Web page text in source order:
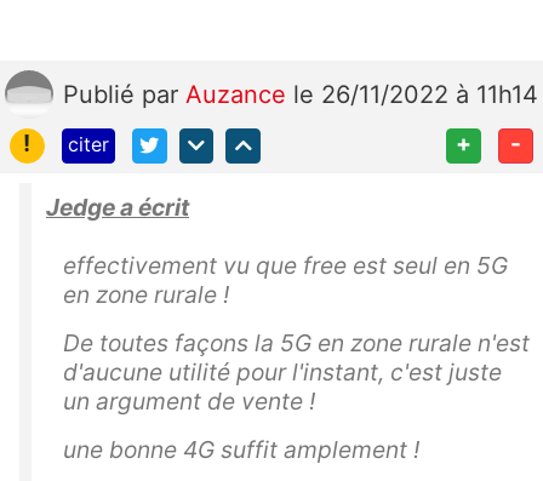
Publié par Auzance le 26/11/2022 à 11h14
!
citer + -
Jedge a écrit
effectivement vu que free est seul en 5G
en zone rurale !
De toutes façons la 5G en zone rurale n'est
d'aucune utilité pour l'instant, c'est juste
un argument de vente !
une bonne 4G suffit amplement !